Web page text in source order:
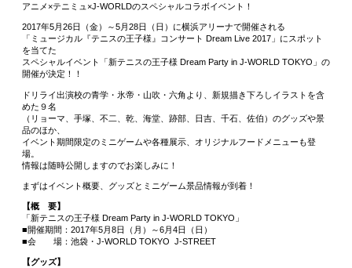
アニメ×テニミュ×J-WORLDのスペシャルコラボイベント！
2017年5月26日（金）～5月28日（日）に横浜アリーナで開催される
「ミュージカル『テニスの王子様』コンサート Dream Live 2017」にスポット
を当てた
スペシャルイベント「新テニスの王子様 Dream Party in J-WORLD TOKYO」の
開催が決定！！
ドリライ出演校の青学・氷帝・山吹・六角より、新規描き下ろしイラストを含
めた９名
（リョーマ、手塚、不二、乾、海堂、跡部、日吉、千石、佐伯）のグッズや景
品のほか、
イベント期間限定のミニゲームや各種展示、オリジナルフードメニューも登
場。
情報は随時公開しますのでお楽しみに！
まずはイベント概要、グッズとミニゲーム景品情報が到着！
【概 要】
「新テニスの王子様 Dream Party in J-WORLD TOKYO」
■開催期間：2017年5月8日（月）～6月4日（日）
■会 場：池袋・J-WORLD TOKYO J-STREET
【グッズ】